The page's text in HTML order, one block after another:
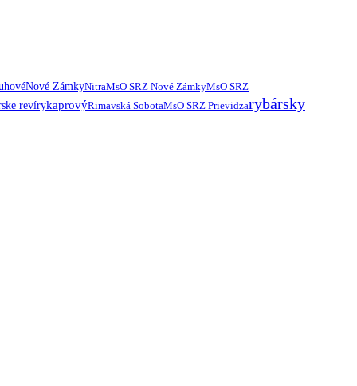
Nové ZámkyNitraMsO SRZ Nové ZámkyMsO SRZ
revírykaprovýRimavská SobotaMsO SRZ Prievidzarybársky